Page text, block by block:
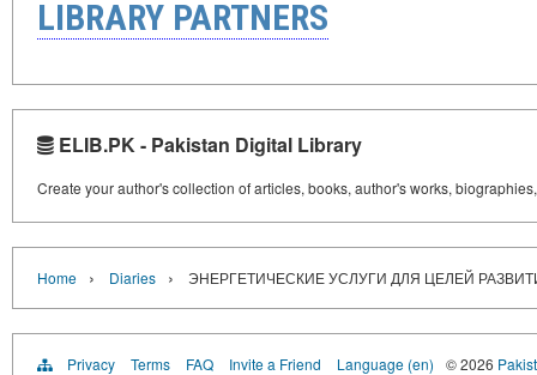
LIBRARY PARTNERS
ELIB.PK - Pakistan Digital Library
Create your author's collection of articles, books, author's works,
Home › Diaries › ЭНЕРГЕТИЧЕСКИЕ УСЛУГИ ДЛЯ ЦЕЛЕЙ
Privacy Terms FAQ Invite a Friend Language (en) © 2026